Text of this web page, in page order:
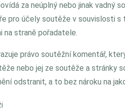
za neúplný nebo jinak vadný
pro účely soutěže v souvislosti s
na straně pořadatele.
právo soutěžní komentář,
nebo jej ze soutěže a stránky
odstranit, a to bez nároku na